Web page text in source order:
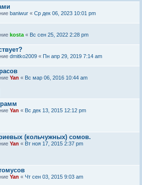
baniwur « Ср дек 06, 2023 10:01 pm
kosta « Вс сен 25, 2022 2:28 pm
dmitko2009 « Пн апр 29, 2019 7:14 am
Yan « Вс мар 06, 2016 10:44 am
Yan « Вс дек 13, 2015 12:12 pm
(кольчужных) сомов.
Yan « Вт ноя 17, 2015 2:37 pm
Yan « Чт сен 03, 2015 9:03 am